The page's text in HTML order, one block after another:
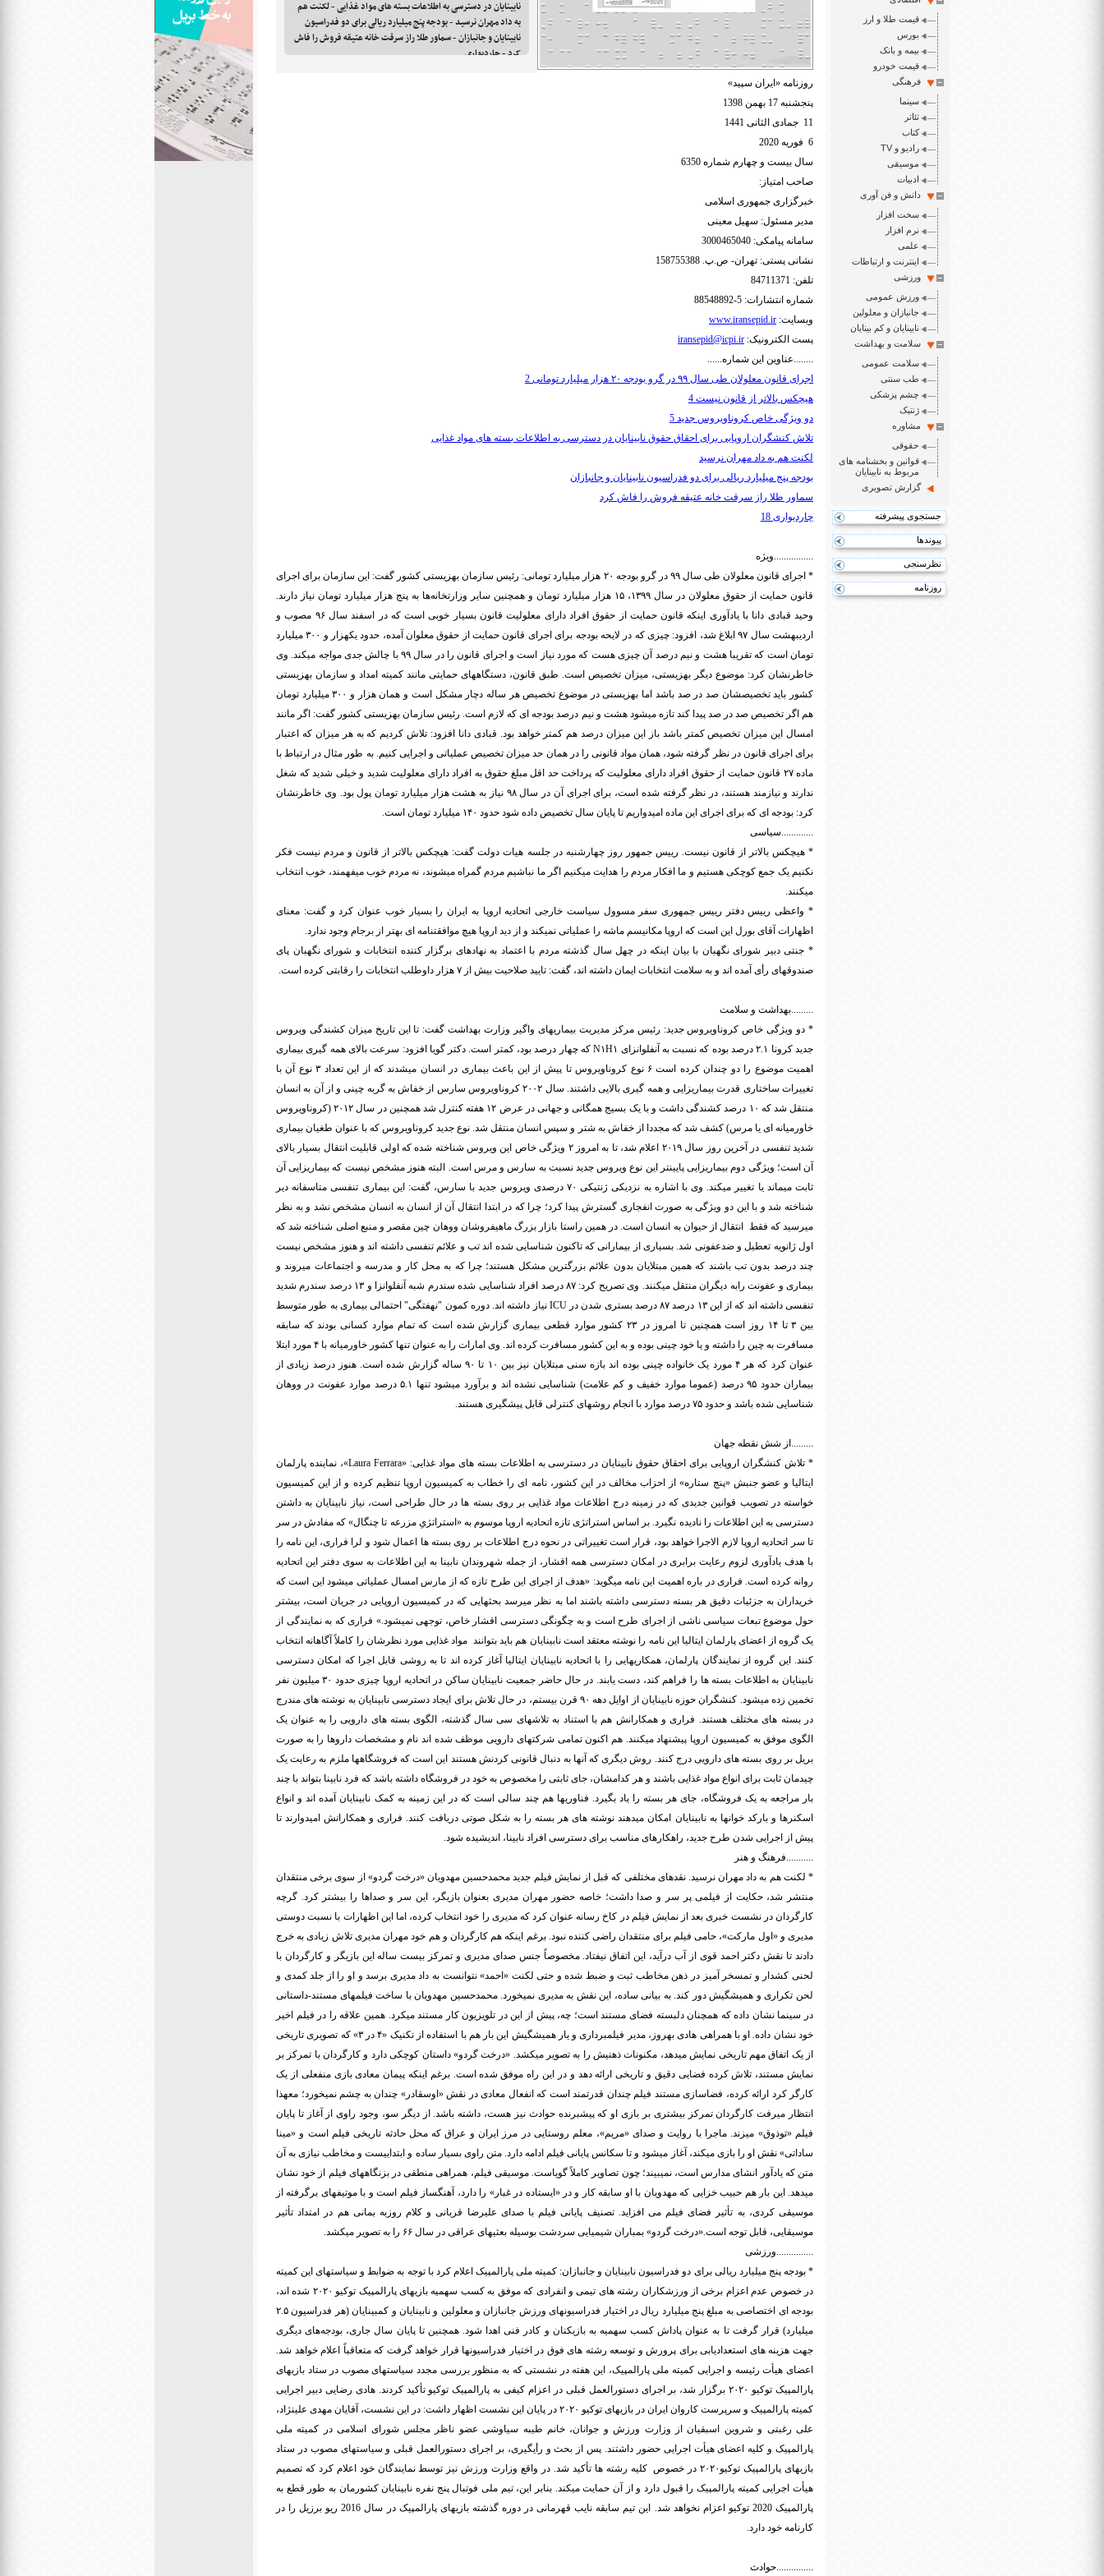
قیمت طلا و ارز
بورس
بیمه و بانک
قیمت خودرو
فرهنگی
سینما
تئاتر
کتاب
رادیو و TV
موسیقی
ادبیات
دانش و فن آوری
سخت افزار
نرم افزار
علمی
اینترنت و ارتباطات
ورزشی
ورزش عمومی
جانبازان و معلولین
نابینایان و کم بینایان
سلامت و بهداشت
سلامت عمومی
طب سنتی
چشم پزشکی
ژنتیک
مشاوره
حقوقی
قوانین و بخشنامه های
مربوط به نابینایان
گزارش تصویری
جستجوی پیشرفته
پیوندها
نظرسنجی
روزنامه
نابینایان در دسترسی به اطلاعات بسته های مواد غذایی - لکنت هم
به داد مهران نرسید - بودجه پنج میلیارد ریالی برای دو فدراسیون
نابینایان و جانبازان - سماور طلا راز سرقت خانه عتیقه فروش را فاش
کرد - چاردیواری
روزنامه «ایران سپید»
پنجشنبه 17 بهمن 1398
11 جمادی الثانی 1441
6 فوریه 2020
سال بیست و چهارم شماره 6350
صاحب امتیاز:
خبرگزاری جمهوری اسلامی
مدیر مسئول: سهیل معینی
سامانه پیامکی: 3000465040
نشانی پستی: تهران- ص.پ. 158755388
تلفن: 84711371
شماره انتشارات: 5-88548892
وبسایت: www.iransepid.ir
پست الکترونیک: iransepid@icpi.ir
........عناوین این شماره......
اجرای قانون معلولان طی سال ۹۹ در گرو بودجه ۲۰ هزار میلیارد تومانی 2
هیچکس بالاتر از قانون نیست 4
دو ویژگی خاص کروناویروس جدید 5
تلاش کنشگران اروپایی برای احقاق حقوق نابینایان در دسترسی به اطلاعات بسته های مواد غذایی
لکنت هم به داد مهران نرسید
بودجه پنج میلیارد ریالی برای دو فدراسیون نابینایان و جانبازان
سماور طلا راز سرقت خانه عتیقه فروش را فاش کرد
چاردیواری 18
................ویژه
* اجرای قانون معلولان طی سال ۹۹ در گرو بودجه ۲۰ هزار میلیارد تومانی: رئیس سازمان بهزیستی کشور گفت: این سازمان برای اجرای
قانون حمایت از حقوق معلولان در سال ۱۳۹۹، ۱۵ هزار میلیارد تومان و همچنین سایر وزارتخانه‌ها به پنج هزار میلیارد تومان نیاز دارند.
وحید قبادی دانا با یادآوری اینکه قانون حمایت از حقوق افراد دارای معلولیت قانون بسیار خوبی است که در اسفند سال ۹۶ مصوب و
اردیبهشت سال ۹۷ ابلاغ شد، افزود: چیزی که در لایحه بودجه برای اجرای قانون حمایت از حقوق معلوان آمده، حدود یکهزار و ۳۰۰ میلیارد
تومان است که تقریبا هشت و نیم درصد آن چیزی هست که مورد نیاز است و اجرای قانون را در سال ۹۹ با چالش جدی مواجه میکند. وی
خاطرنشان کرد: موضوع دیگر بهزیستی، میزان تخصیص است. طبق قانون، دستگاههای حمایتی مانند کمیته امداد و سازمان بهزیستی
کشور باید تخصیصشان صد در صد باشد اما بهزیستی در موضوع تخصیص هر ساله دچار مشکل است و همان هزار و ۳۰۰ میلیارد تومان
هم اگر تخصیص صد در صد پیدا کند تازه میشود هشت و نیم درصد بودجه ای که لازم است. رئیس سازمان بهزیستی کشور گفت: اگر مانند
امسال این میزان تخصیص کمتر باشد باز این میزان درصد هم کمتر خواهد بود. قبادی دانا افزود: تلاش کردیم که به هر میزان که اعتبار
برای اجرای قانون در نظر گرفته شود، همان مواد قانونی را در همان حد میزان تخصیص عملیاتی و اجرایی کنیم. به طور مثال در ارتباط با
ماده ۲۷ قانون حمایت از حقوق افراد دارای معلولیت که پرداخت حد اقل مبلغ حقوق به افراد دارای معلولیت شدید و خیلی شدید که شغل
ندارند و نیازمند هستند، در نظر گرفته شده است، برای اجرای آن در سال ۹۸ نیاز به هشت هزار میلیارد تومان پول بود. وی خاطرنشان
کرد: بودجه ای که برای اجرای این ماده امیدواریم تا پایان سال تخصیص داده شود حدود ۱۴۰ میلیارد تومان است.
.............سیاسی
* هیچکس بالاتر از قانون نیست. رییس جمهور روز چهارشنبه در جلسه هیات دولت گفت: هیچکس بالاتر از قانون و مردم نیست فکر
نکنیم یک جمع کوچکی هستیم و ما افکار مردم را هدایت میکنیم اگر ما نباشیم مردم گمراه میشوند، نه مردم خوب میفهمند، خوب انتخاب
میکنند.
* واعظی رییس دفتر رییس جمهوری سفر مسوول سیاست خارجی اتحادیه اروپا به ایران را بسیار خوب عنوان کرد و گفت: معنای
اظهارات آقای بورل این است که اروپا مکانیسم ماشه را عملیاتی نمیکند و از دید اروپا هیچ موافقتنامه ای بهتر از برجام وجود ندارد.
* جنتی دبیر شورای نگهبان با بیان اینکه در چهل سال گذشته مردم با اعتماد به نهادهای برگزار کننده انتخابات و شورای نگهبان پای
صندوقهای رأی آمده اند و به سلامت انتخابات ایمان داشته اند، گفت: تایید صلاحیت بیش از ۷ هزار داوطلب انتخابات را رقابتی کرده است.
.........بهداشت و سلامت
* دو ویژگی خاص کروناویروس جدید: رئیس مرکز مدیریت بیماریهای واگیر وزارت بهداشت گفت: تا این تاریخ میزان کشندگی ویروس
جدید کرونا ۲.۱ درصد بوده که نسبت به آنفلوانزای N۱H۱ که چهار درصد بود، کمتر است. دکتر گویا افزود: سرعت بالای همه گیری بیماری
اهمیت موضوع را دو چندان کرده است ۶ نوع کروناویروس تا پیش از این باعث بیماری در انسان میشدند که از این تعداد ۳ نوع آن با
تغییرات ساختاری قدرت بیماریزایی و همه گیری بالایی داشتند. سال ۲۰۰۲ کروناویروس سارس از خفاش به گربه چینی و از آن به انسان
منتقل شد که ۱۰ درصد کشندگی داشت و با یک بسیج همگانی و جهانی در عرض ۱۲ هفته کنترل شد همچنین در سال ۲۰۱۲ (کروناویروس
خاورمیانه ای یا مرس) کشف شد که مجددا از خفاش به شتر و سپس انسان منتقل شد. نوع جدید کروناویروس که با عنوان طغیان بیماری
شدید تنفسی در آخرین روز سال ۲۰۱۹ اعلام شد، تا به امروز ۲ ویژگی خاص این ویروس شناخته شده که اولی قابلیت انتقال بسیار بالای
آن است؛ ویژگی دوم بیماریزایی پایینتر این نوع ویروس جدید نسبت به سارس و مرس است. البته هنوز مشخص نیست که بیماریزایی آن
ثابت میماند یا تغییر میکند. وی با اشاره به نزدیکی ژنتیکی ۷۰ درصدی ویروس جدید با سارس، گفت: این بیماری تنفسی متاسفانه دیر
شناخته شد و با این دو ویژگی به صورت انفجاری گسترش پیدا کرد؛ چرا که در ابتدا انتقال آن از انسان به انسان مشخص نشد و به نظر
میرسید که فقط انتقال از حیوان به انسان است. در همین راستا بازار بزرگ ماهیفروشان ووهان چین مقصر و منبع اصلی شناخته شد که
اول ژانویه تعطیل و ضدعفونی شد. بسیاری از بیمارانی که تاکنون شناسایی شده اند تب و علائم تنفسی داشته‌ اند و هنوز مشخص نیست
چند درصد بدون تب باشند که همین مبتلایان بدون علائم بزرگترین مشکل هستند؛ چرا که به محل کار و مدرسه و اجتماعات میروند و
بیماری و عفونت رابه دیگران منتقل میکنند. وی تصریح کرد: ۸۷ درصد افراد شناسایی شده سندرم شبه آنفلوانزا و ۱۳ درصد سندرم شدید
تنفسی داشته اند که از این ۱۳ درصد ۸۷ درصد بستری شدن در ICU نیاز داشته اند. دوره کمون "نهفتگی" احتمالی بیماری به طور متوسط
بین ۳ تا ۱۴ روز است همچنین تا امروز در ۲۳ کشور موارد قطعی بیماری گزارش شده است که تمام موارد کسانی بودند که سابقه
مسافرت به چین را داشته و یا خود چینی بوده و به این کشور مسافرت کرده اند. وی امارات را به عنوان تنها کشور خاورمیانه با ۴ مورد ابتلا
عنوان کرد که هر ۴ مورد یک خانواده چینی بوده‌ اند بازه سنی مبتلایان نیز بین ۱۰ تا ۹۰ ساله گزارش شده است. هنوز درصد زیادی از
بیماران حدود ۹۵ درصد (عموما موارد خفیف و کم علامت) شناسایی نشده اند و برآورد میشود تنها ۵.۱ درصد موارد عفونت در ووهان
شناسایی شده باشد و حدود ۷۵ درصد موارد با انجام روشهای کنترلی قابل پیشگیری هستند.
.........از شش نقطه جهان
* تلاش کنشگران اروپایی برای احقاق حقوق نابینایان در دسترسی به اطلاعات بسته های مواد غذایی: «Laura Ferrara»، نماینده پارلمان
ایتالیا و عضو جنبش «پنج ستاره» از احزاب مخالف در این کشور، نامه ای را خطاب به کمیسیون اروپا تنظیم کرده و از این کمیسیون
خواسته در تصویب قوانین جدیدی که در زمینه درج اطلاعات مواد غذایی بر روی بسته ها در حال طراحی است، نیاز نابینایان به داشتن
دسترسی به این اطلاعات را نادیده نگیرد. بر اساس استراتژی تازه اتحادیه اروپا موسوم به «استراتژیِ مزرعه تا چنگال» که مفادش در سر
تا سر اتحادیه اروپا لازم الاجرا خواهد بود، قرار است تغییراتی در نحوه درج اطلاعات بر روی بسته ها اعمال شود و لرا فراری، این نامه را
با هدف یادآوری لزوم رعایت برابری در امکان دسترسی همه اقشار، از جمله شهروندان نابینا به این اطلاعات به سوی دفتر این اتحادیه
روانه کرده است. فراری در باره اهمیت این نامه میگوید: «هدف از اجرای این طرح تازه که از مارس امسال عملیاتی میشود این است که
خریداران به جزئیات دقیق هر بسته دسترسی داشته باشند اما به نظر میرسد بحثهایی که در کمیسیون اروپایی در جریان است، بیشتر
حول موضوع تبعات سیاسی ناشی از اجرای طرح است و به چگونگی دسترسی اقشار خاص، توجهی نمیشود.» فراری که به نمایندگی از
یک گروه از اعضای پارلمان ایتالیا این نامه را نوشته معتقد است نابینایان هم باید بتوانند مواد غذایی مورد نظرشان را کاملاً آگاهانه انتخاب
کنند. این گروه از نمایندگان پارلمان، همکاریهایی را با اتحادیه نابینایان ایتالیا آغاز کرده اند تا به روشی قابل اجرا که امکان دسترسی
نابینایان به اطلاعات بسته ها را فراهم کند، دست یابند. در حال حاضر جمعیت نابینایان ساکن در اتحادیه اروپا چیزی حدود ۳۰ میلیون نفر
تخمین زده میشود. کنشگران حوزه نابینایان از اوایل دهه ۹۰ قرن بیستم، در حال تلاش برای ایجاد دسترسی نابینایان به نوشته های مندرج
در بسته های مختلف هستند. فراری و همکارانش هم با استناد به تلاشهای سی سال گذشته، الگوی بسته های دارویی را به عنوان یک
الگوی موفق به کمیسیون اروپا پیشنهاد میکنند. هم اکنون تمامی شرکتهای دارویی موظف شده اند نام و مشخصات داروها را به صورت
بریل بر روی بسته های دارویی درج کنند. روش دیگری که آنها به دنبال قانونی کردنش هستند این است که فروشگاهها ملزم به رعایت یک
چیدمان ثابت برای انواع مواد غذایی باشند و هر کدامشان، جای ثابتی را مخصوص به خود در فروشگاه داشته باشد که فرد نابینا بتواند با چند
بار مراجعه به یک فروشگاه، جای هر بسته را یاد بگیرد. فناوریها هم چند سالی است که در این زمینه به کمک نابینایان آمده اند و انواع
اسکنرها و بارکد خوانها به نابینایان امکان میدهند نوشته های هر بسته را به شکل صوتی دریافت کنند. فراری و همکارانش امیدوارند تا
پیش از اجرایی شدن طرح جدید، راهکارهای مناسب برای دسترسی افراد نابینا، اندیشیده شود.
...........فرهنگ و هنر
* لکنت هم به داد مهران نرسید. نقدهای مختلفی که قبل از نمایش فیلم جدید محمدحسین مهدویان «درخت گردو» از سوی برخی منتقدان
منتشر شد، حکایت از فیلمی پر سر و صدا داشت؛ خاصه حضور مهران مدیری بعنوان بازیگر، این سر و صداها را بیشتر کرد. گرچه
کارگردان در نشست خبری بعد از نمایش فیلم در کاخ رسانه عنوان کرد که مدیری را خود انتخاب کرده، اما این اظهارات با نسبت دوستی
مدیری و «اول مارکت»، حامی فیلم برای منتقدان راضی کننده نبود. برغم اینکه هم کارگردان و هم خود مهران مدیری تلاش زیادی به خرج
دادند تا نقش دکتر احمد قوی از آب درآید، این اتفاق نیفتاد. مخصوصاً جنس صدای مدیری و تمرکز بیست ساله این بازیگر و کارگردان با
لحنی کشدار و تمسخر آمیز در ذهن مخاطب ثبت و ضبط شده و حتی لکنت «احمد» نتوانست به داد مدیری برسد و او را از جلد کمدی و
لحن تکراری و همیشگیش دور کند. به بیانی ساده، این نقش به مدیری نمیخورد. محمدحسین مهدویان با ساخت فیلمهای مستند-داستانی
در سینما نشان داده که همچنان دلبسته فضای مستند است؛ چه، پیش از این در تلویزیون کار مستند میکرد. همین علاقه را در فیلم اخیر
خود نشان داده. او با همراهی هادی بهروز، مدیر فیلمبرداری و یار همیشگیش این بار هم با استفاده از تکنیک «۴ در ۳» که تصویری تاریخی
از یک اتفاق مهم تاریخی نمایش میدهد، مکنونات ذهنیش را به تصویر میکشد. «درخت گردو» داستان کوچکی دارد و کارگردان با تمرکز بر
نمایش مستند، تلاش کرده فضایی دقیق و تاریخی ارائه دهد و در این راه موفق شده است. برغم اینکه پیمان معادی بازی منفعلی از یک
کارگر کرد ارائه کرده، فضاسازی مستند فیلم چندان قدرتمند است که انفعال معادی در نقش «اوسقادر» چندان به چشم نمیخورد؛ معهذا
انتظار میرفت کارگردان تمرکز بیشتری بر بازی او که پیشبرنده حوادث نیز هست، داشته باشد. از دیگر سو، وجود راوی از آغاز تا پایان
فیلم «توذوق» میزند. ماجرا با روایت و صدای «مریم»، معلم روستایی در مرز ایران و عراق که محل حادثه تاریخی فیلم است و «مینا
ساداتی» نقش او را بازی میکند، آغاز میشود و تا سکانس پایانی فیلم ادامه دارد. متن راوی بسیار ساده و ابتداییست و مخاطب نیازی به آن
متن که یادآور انشای مدارس است، نمیبیند؛ چون تصاویر کاملاً گویاست. موسیقی فیلم، همراهی منطقی در بزنگاههای فیلم از خود نشان
میدهد. این بار هم حبیب خزایی که مهدویان با او سابقه کار و در «ایستاده در غبار» را دارد، آهنگساز فیلم است و با موتیفهای برگرفته از
موسیقی کردی، به تأثیر فضای فیلم می افزاید. تصنیف پایانی فیلم با صدای علیرضا قربانی و کلام روزبه بمانی هم در امتداد تأثیر
موسیقایی، قابل توجه است.«درخت گردو» بمباران شیمیایی سردشت بوسیله بعثیهای عراقی در سال ۶۶ را به تصویر میکشد.
...............ورزشی
* بودجه پنج میلیارد ریالی برای دو فدراسیون نابینایان و جانبازان: کمیته ملی پارالمپیک اعلام کرد با توجه به ضوابط و سیاستهای این کمیته
در خصوص عدم اعزام برخی از ورزشکاران رشته های تیمی و انفرادی که موفق به کسب سهمیه بازیهای پارالمپیک توکیو ۲۰۲۰ شده اند،
بودجه ای اختصاصی به مبلغ پنج میلیارد ریال در اختیار فدراسیونهای ورزش جانبازان و معلولین و نابینایان و کمبینایان (هر فدراسیون ۲.۵
میلیارد) قرار گرفت تا به عنوان پاداش کسب سهمیه به بازیکنان و کادر فنی اهدا شود. همچنین تا پایان سال جاری، بودجه‌های دیگری
جهت هزینه های استعدادیابی برای پرورش و توسعه رشته های فوق در اختیار فدراسیونها قرار خواهد گرفت که متعاقباً اعلام خواهد شد.
اعضای هیأت رئیسه و اجرایی کمیته ملی پارالمپیک، این هفته در نشستی که به منظور بررسی مجدد سیاستهای مصوب در ستاد بازیهای
پارالمپیک توکیو ۲۰۲۰ برگزار شد، بر اجرای دستورالعمل قبلی در اعزام کیفی به پارالمپیک توکیو تأکید کردند. هادی رضایی دبیر اجرایی
کمیته پارالمپیک و سرپرست کاروان ایران در بازیهای توکیو ۲۰۲۰ در پایان این نشست اظهار داشت: در این نشست، آقایان مهدی علینژاد،
علی رغبتی و شروین اسبقیان از وزارت ورزش و جوانان، خانم طیبه سیاوشی عضو ناظر مجلس شورای اسلامی در کمیته ملی
پارالمپیک و کلیه اعضای هیأت اجرایی حضور داشتند. پس از بحث و رأیگیری، بر اجرای دستورالعمل قبلی و سیاستهای مصوب در ستاد
بازیهای پارالمپیک توکیو۲۰۲۰ در خصوص کلیه رشته ها تأکید شد. در واقع وزارت ورزش نیز توسط نمایندگان خود اعلام کرد که تصمیم
هیأت اجرایی کمیته پارالمپیک را قبول دارد و از آن حمایت میکند. بنابر این، تیم ملی فوتبال پنج نفره نابینایان کشورمان به طور قطع به
پارالمپیک 2020 توکیو اعزام نخواهد شد. این تیم سابقه نایب قهرمانی در دوره گذشته بازیهای پارالمپیک در سال 2016 ریو برزیل را در
کارنامه خود دارد.
...............حوادث